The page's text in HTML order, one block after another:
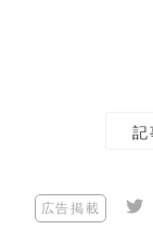
記
広告掲載